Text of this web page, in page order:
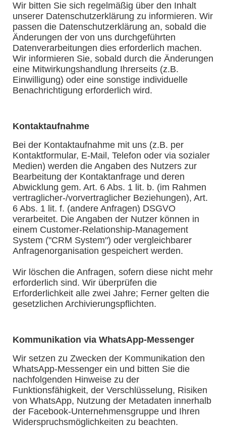
Wir bitten Sie sich regelmäßig über den Inhalt
unserer Datenschutzerklärung zu informieren. Wir
passen die Datenschutzerklärung an, sobald die
Änderungen der von uns durchgeführten
Datenverarbeitungen dies erforderlich machen.
Wir informieren Sie, sobald durch die Änderungen
eine Mitwirkungshandlung Ihrerseits (z.B.
Einwilligung) oder eine sonstige individuelle
Benachrichtigung erforderlich wird.
Kontaktaufnahme
Bei der Kontaktaufnahme mit uns (z.B. per
Kontaktformular, E-Mail, Telefon oder via sozialer
Medien) werden die Angaben des Nutzers zur
Bearbeitung der Kontaktanfrage und deren
Abwicklung gem. Art. 6 Abs. 1 lit. b. (im Rahmen
vertraglicher-/vorvertraglicher Beziehungen), Art.
6 Abs. 1 lit. f. (andere Anfragen) DSGVO
verarbeitet. Die Angaben der Nutzer können in
einem Customer-Relationship-Management
System ("CRM System") oder vergleichbarer
Anfragenorganisation gespeichert werden.
Wir löschen die Anfragen, sofern diese nicht mehr
erforderlich sind. Wir überprüfen die
Erforderlichkeit alle zwei Jahre; Ferner gelten die
gesetzlichen Archivierungspflichten.
Kommunikation via WhatsApp-Messenger
Wir setzen zu Zwecken der Kommunikation den
WhatsApp-Messenger ein und bitten Sie die
nachfolgenden Hinweise zu der
Funktionsfähigkeit, der Verschlüsselung, Risiken
von WhatsApp, Nutzung der Metadaten innerhalb
der Facebook-Unternehmensgruppe und Ihren
Widerspruchsmöglichkeiten zu beachten.